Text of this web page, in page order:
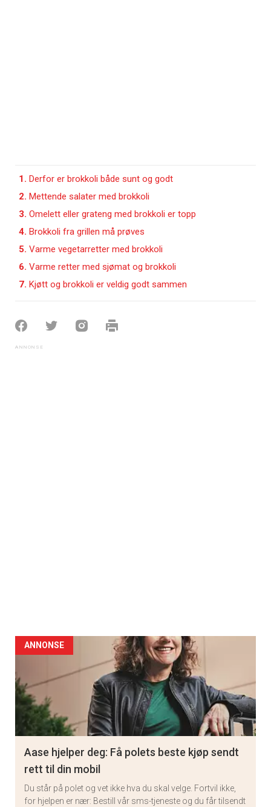
1. Derfor er brokkoli både sunt og godt
2. Mettende salater med brokkoli
3. Omelett eller grateng med brokkoli er topp
4. Brokkoli fra grillen må prøves
5. Varme vegetarretter med brokkoli
6. Varme retter med sjømat og brokkoli
7. Kjøtt og brokkoli er veldig godt sammen
ANNONSE
Aase hjelper deg: Få polets beste kjøp sendt
rett til din mobil
Du står på polet og vet ikke hva du skal velge. Fortvil ikke,
for hjelpen er nær: Bestill vår sms-tjeneste og du får tilsendt